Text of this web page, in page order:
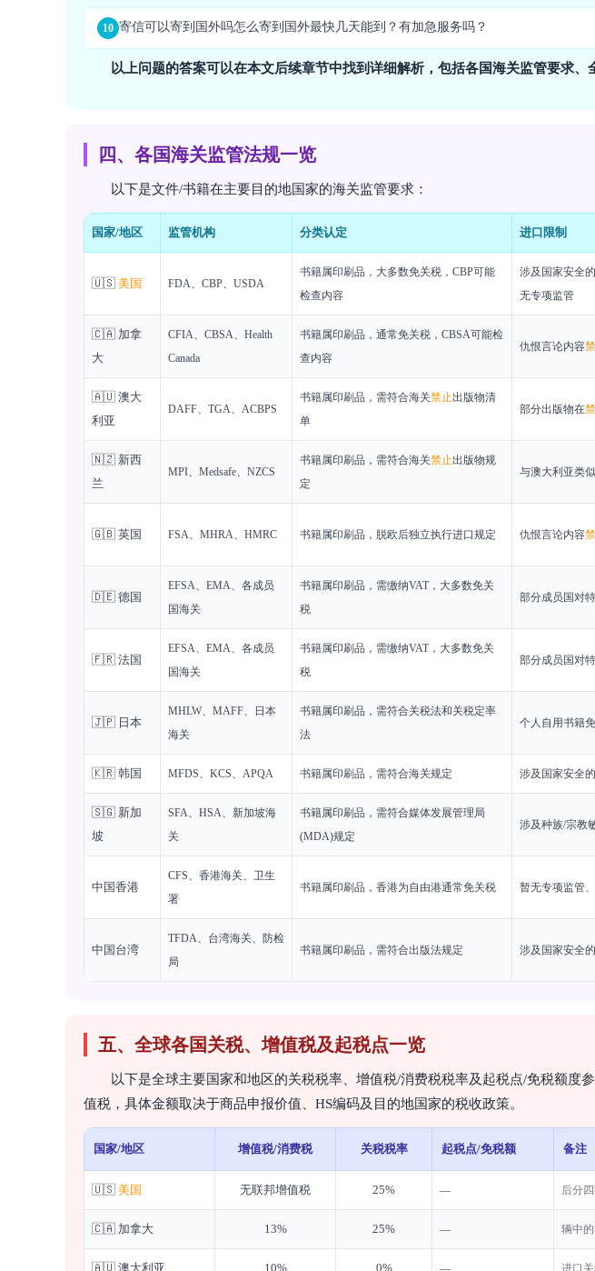
10 寄信可以寄到国外吗怎么寄到国外最快几天能到？有加急服务吗？
以上问题的答案可以在本文后续章节中找到详细解析，包括各国海关监管要求、
四、各国海关监管法规一览
以下是文件/书籍在主要目的地国家的海关监管要求：
国家/地区 监管机构 分类认定 进口限制
🇺🇸 美国 FDA、CBP、USDA
书籍属印刷品，大多数免关税，CBP可能
检查内容
涉及国家安全
无专项监管
🇨🇦 加拿
大
CFIA、CBSA、Health
Canada
书籍属印刷品，通常免关税，CBSA可能检
查内容
仇恨言论内容
🇦🇺 澳大
利亚
DAFF、TGA、ACBPS
书籍属印刷品，需符合海关禁止出版物清
单
部分出版物在
🇳🇿 新西
兰
MPI、Medsafe、NZCS
书籍属印刷品，需符合海关禁止出版物规
定
与澳大利亚类
🇬🇧 英国 FSA、MHRA、HMRC 书籍属印刷品，脱欧后独立执行进口规定 仇恨言论内容
🇩🇪 德国
EFSA、EMA、各成员
国海关
书籍属印刷品，需缴纳VAT，大多数免关
税
部分成员国对
🇫🇷 法国
EFSA、EMA、各成员
国海关
书籍属印刷品，需缴纳VAT，大多数免关
税
部分成员国对
🇯🇵 日本
MHLW、MAFF、日本
海关
书籍属印刷品，需符合关税法和关税定率
法
个人自用书籍
🇰🇷 韩国 MFDS、KCS、APQA 书籍属印刷品，需符合海关规定 涉及国家安全
🇸🇬 新加
坡
SFA、HSA、新加坡海
关
书籍属印刷品，需符合媒体发展管理局
(MDA)规定
涉及种族/宗教
中国香港
CFS、香港海关、卫生
署
书籍属印刷品，香港为自由港通常免关税 暂无专项监管
中国台湾
TFDA、台湾海关、防检
局
书籍属印刷品，需符合出版法规定 涉及国家安全
五、全球各国关税、增值税及起税点一览
以下是全球主要国家和地区的关税税率、增值税/消费税税率及起税点/免税额
值税，具体金额取决于商品申报价值、HS编码及目的地国家的税收政策。
国家/地区 增值税/消费税 关税税率 起税点/免税额 备注
🇺🇸 美国 无联邦增值税 25% — 后分
🇨🇦 加拿大 13% 25% — 辆中
🇦🇺 澳大利亚 10% 0% — 进口